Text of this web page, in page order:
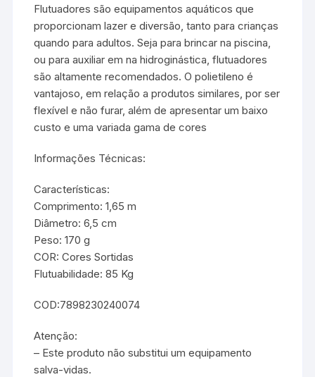
Flutuadores são equipamentos aquáticos que
proporcionam lazer e diversão, tanto para crianças
quando para adultos. Seja para brincar na piscina,
ou para auxiliar em na hidroginástica, flutuadores
são altamente recomendados. O polietileno é
vantajoso, em relação a produtos similares, por ser
flexível e não furar, além de apresentar um baixo
custo e uma variada gama de cores
Informações Técnicas:
Características:
Comprimento: 1,65 m
Diâmetro: 6,5 cm
Peso: 170 g
COR: Cores Sortidas
Flutuabilidade: 85 Kg
COD:7898230240074
Atenção:
– Este produto não substitui um equipamento
salva-vidas.